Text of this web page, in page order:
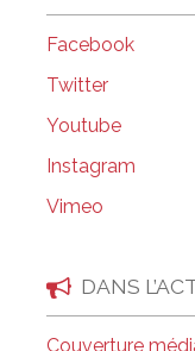
Facebook
Twitter
Youtube
Instagram
Vimeo
DANS
Couverture